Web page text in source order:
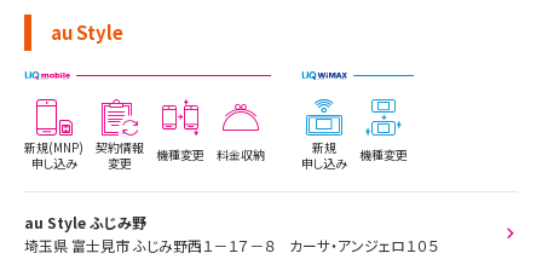
au Style
新規(MNP)
申し込み
契約情報
変更
機種変更 料金収納
新規
申し込み
機種変更
au Style ふじみ野
埼玉県 富士見市 ふじみ野西１－１７－８ カーサ・アンジェロ１０５